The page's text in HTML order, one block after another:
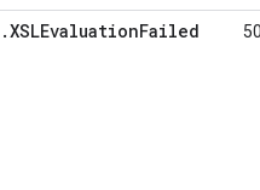
.XSLEvaluationFailed